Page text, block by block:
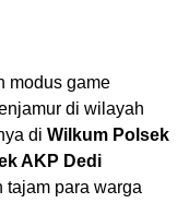
modus game
di wilayah
di Wilkum Polsek
AKP Dedi
tajam para warga